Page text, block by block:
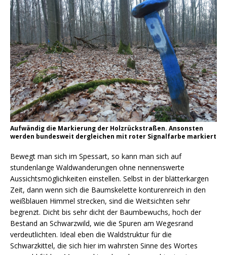
Aufwändig die Markierung der Holzrückstraßen. Ansonsten
werden bundesweit dergleichen mit roter Signalfarbe markiert
Bewegt man sich im Spessart, so kann man sich auf
stundenlange Waldwanderungen ohne nennenswerte
Aussichtsmöglichkeiten einstellen. Selbst in der blätterkargen
Zeit, dann wenn sich die Baumskelette konturenreich in den
weißblauen Himmel strecken, sind die Weitsichten sehr
begrenzt. Dicht bis sehr dicht der Baumbewuchs, hoch der
Bestand an Schwarzwild, wie die Spuren am Wegesrand
verdeutlichten. Ideal eben die Waldstruktur für die
Schwarzkittel, die sich hier im wahrsten Sinne des Wortes